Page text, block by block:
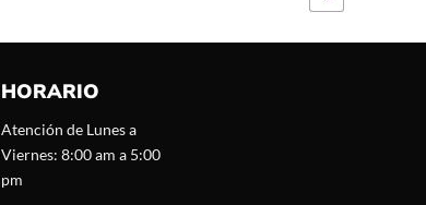
HORARIO
Atención de Lunes a
Viernes: 8:00 am a 5:00
pm